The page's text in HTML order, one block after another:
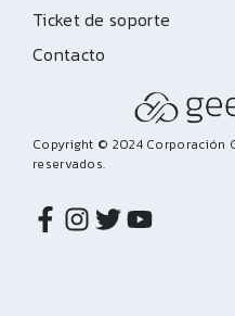
Ticket de soporte
Contacto
Copyright © 2024 Corporación
reservados.